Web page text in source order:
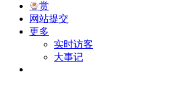
赏
网站提交
更多
实时访客
大事记